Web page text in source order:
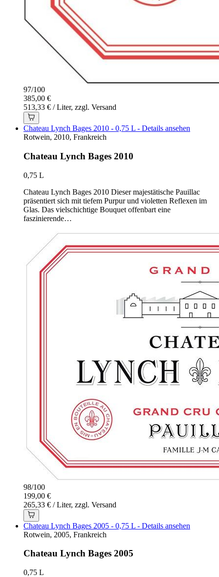
97/100
385,00 €
513,33 € / Liter, zzgl. Versand
Chateau Lynch Bages 2010 - 0,75 L - Details ansehen
Rotwein, 2010, Frankreich
Chateau Lynch Bages 2010
0,75 L
Chateau Lynch Bages 2010 Dieser majestätische Pauillac
präsentiert sich mit tiefem Purpur und violetten Reflexen im
Glas. Das vielschichtige Bouquet offenbart eine
faszinierende…
98/100
199,00 €
265,33 € / Liter, zzgl. Versand
Chateau Lynch Bages 2005 - 0,75 L - Details ansehen
Rotwein, 2005, Frankreich
Chateau Lynch Bages 2005
0,75 L